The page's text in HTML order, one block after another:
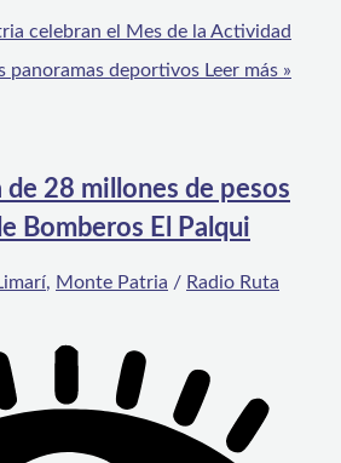
celebran el Mes de la Actividad
panoramas deportivos Leer más »
de 28 millones de pesos
Bomberos El Palqui
, Monte Patria / Radio Ruta